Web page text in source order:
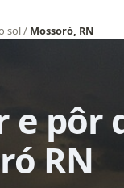
sol/ Mossoró, RN
e pôr
RN